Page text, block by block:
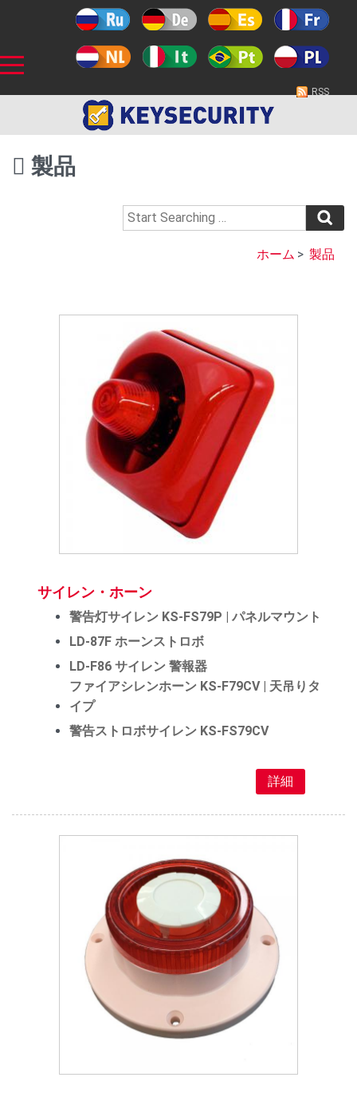
RSS
製品
ホーム > 製品
サイレン・ホーン
警告灯サイレン KS-FS79P | パネルマウント
LD-87F ホーンストロボ
LD-F86 サイレン 警報器
ファイアシレンホーン KS-F79CV | 天吊りタ
イプ
警告ストロボサイレン KS-FS79CV
詳細